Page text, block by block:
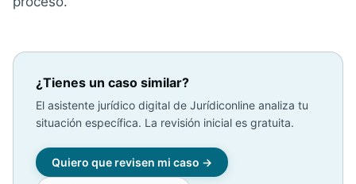
¿Tienes un caso similar?
El asistente jurídico digital de Jurídiconline analiza tu
situación específica. La revisión inicial es gratuita.
Quiero que revisen mi caso →